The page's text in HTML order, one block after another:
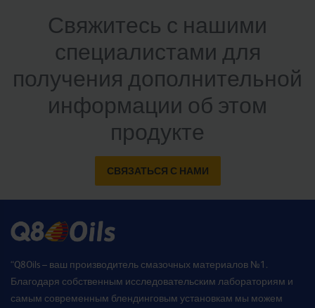
Свяжитесь с нашими
специалистами для
получения дополнительной
информации об этом
продукте
СВЯЗАТЬСЯ С НАМИ
“Q8Oils – ваш производитель смазочных материалов №1.
Благодаря собственным исследовательским лабораториям и
самым современным блендинговым установкам мы можем